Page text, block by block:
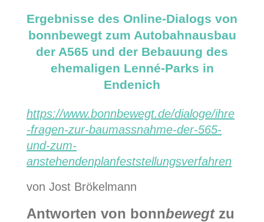
Ergebnisse des Online-Dialogs von
bonnbewegt zum Autobahnausbau
der A565 und der Bebauung des
ehemaligen Lenné-Parks in
Endenich
https://www.bonnbewegt.de/dialoge/ihre
-fragen-zur-baumassnahme-der-565-
und-zum-
anstehendenplanfeststellungsverfahren
von Jost Brökelmann
Antworten von bonnbewegtzu